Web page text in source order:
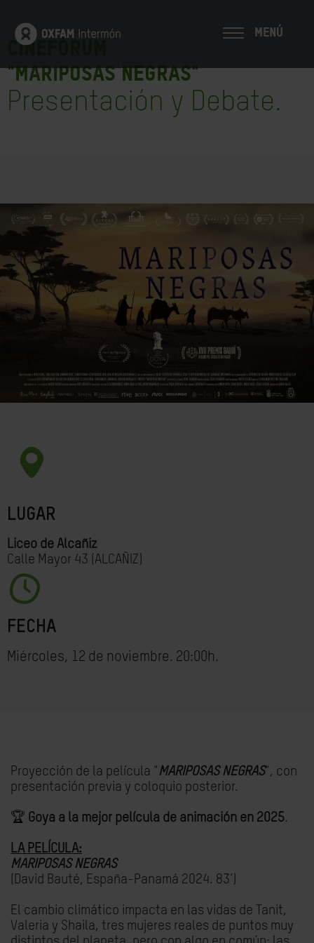
MENÚ
Cinefórum
"MARIPOSAS NEGRAS"
Presentación y Debate.
LUGAR
Liceo de Alcañiz
Calle Mayor 43 (ALCAÑIZ)
FECHA
Miércoles, 12 de noviembre. 20:00h.
Proyección de la película "MARIPOSAS NEGRAS", con
presentación previa y coloquio posterior.
🏆 Goya a la mejor película de animación en 2025.
LA PELÍCULA:
MARIPOSAS NEGRAS
(David Bauté, España-Panamá 2024. 83’)
El cambio climático impacta en las vidas de Tanit,
Valeria y Shaila, tres mujeres reales de puntos muy